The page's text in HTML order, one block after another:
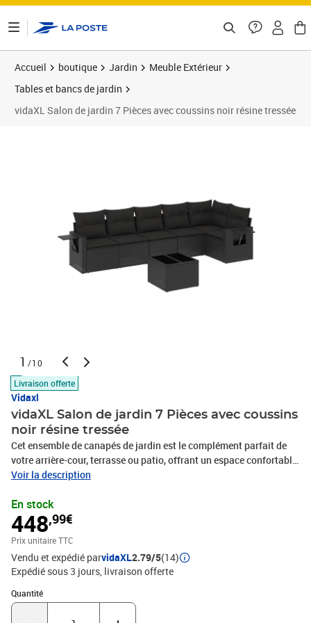
Accueil boutique Jardin
Meuble Extérieur
Tables et bancs de jardin
vidaXL Salon de jardin 7 Pièces avec coussins noir résine tressée
1 /10
Livraison offerte
Vidaxl
vidaXL Salon de jardin 7 Pièces avec coussins
noir résine tressée
Cet ensemble de canapés de jardin est le complément parfait de
votre arrière-cour, terrasse ou patio, offrant un espace confortable
et accueillant pour discuter avec la famille et les amis ou
la résine tressée, également connue sous le nom de poly rotin, est
un matériau synthétique solide et nécessitant peu d'entretien qui
ressemble au rotin naturel. Il est léger, facile à nettoyer et
couramment utilisé pour les meubles d'extérieur en raison de sa
durabilité et de ses propriétés de résistance aux
intempéries.Dessus en verre : le dessus de la table d'extérieur est
fabriqué en verre trempé solide et durable, ce qui le rend facile à
nettoyer avec un chiffon humide et ajoute une touche d'élégance à
Voir la description
En stock
448,99€
Prix unitaire TTC
Vendu et expédié parvidaXL2.79/5(14)
Expédié sous 3 jours livraison offerte
Quantité
Quantité : 1